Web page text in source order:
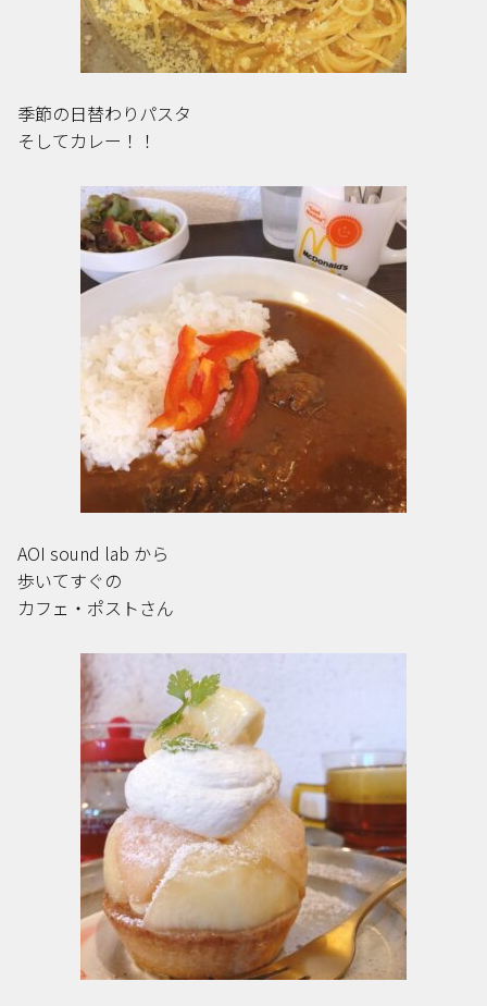
季節の日替わりパスタ
そしてカレー！！
AOI sound lab から
歩いてすぐの
カフェ・ポストさん